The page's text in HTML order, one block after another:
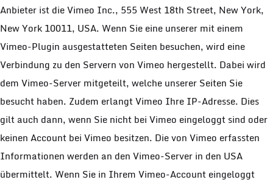
Anbieter ist die Vimeo Inc., 555 West 18th Street, New York,
New York 10011, USA. Wenn Sie eine unserer mit einem
Vimeo-Plugin ausgestatteten Seiten besuchen, wird eine
Verbindung zu den Servern von Vimeo hergestellt. Dabei wird
dem Vimeo-Server mitgeteilt, welche unserer Seiten Sie
besucht haben. Zudem erlangt Vimeo Ihre IP-Adresse. Dies
gilt auch dann, wenn Sie nicht bei Vimeo eingeloggt sind oder
keinen Account bei Vimeo besitzen. Die von Vimeo erfassten
Informationen werden an den Vimeo-Server in den USA
übermittelt. Wenn Sie in Ihrem Vimeo-Account eingeloggt